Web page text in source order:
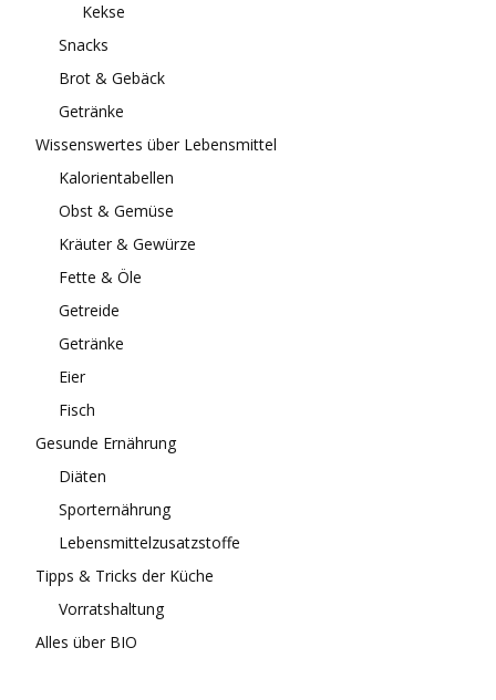
Kekse
Snacks
Brot & Gebäck
Getränke
Wissenswertes über Lebensmittel
Kalorientabellen
Obst & Gemüse
Kräuter & Gewürze
Fette & Öle
Getreide
Getränke
Eier
Fisch
Gesunde Ernährung
Diäten
Sporternährung
Lebensmittelzusatzstoffe
Tipps & Tricks der Küche
Vorratshaltung
Alles über BIO